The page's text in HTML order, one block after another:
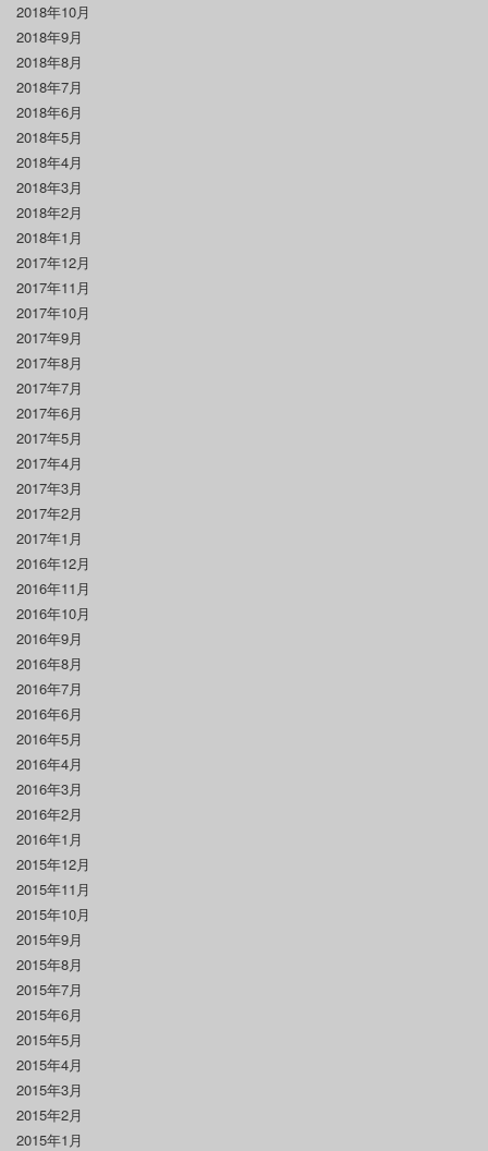
2018年10月
2018年9月
2018年8月
2018年7月
2018年6月
2018年5月
2018年4月
2018年3月
2018年2月
2018年1月
2017年12月
2017年11月
2017年10月
2017年9月
2017年8月
2017年7月
2017年6月
2017年5月
2017年4月
2017年3月
2017年2月
2017年1月
2016年12月
2016年11月
2016年10月
2016年9月
2016年8月
2016年7月
2016年6月
2016年5月
2016年4月
2016年3月
2016年2月
2016年1月
2015年12月
2015年11月
2015年10月
2015年9月
2015年8月
2015年7月
2015年6月
2015年5月
2015年4月
2015年3月
2015年2月
2015年1月